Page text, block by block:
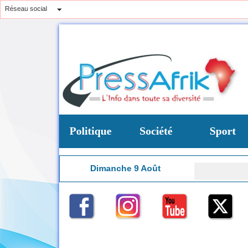
Réseau social
Politique Société Sport
Dimanche 9 Août